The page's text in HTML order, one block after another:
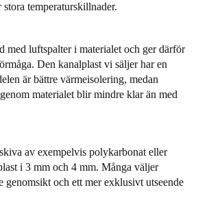
temperaturskillnader.
med luftspalter i materialet och ger därför
Den kanalplast vi säljer har en
är bättre värmeisolering, medan
materialet blir mindre klar än med
av exempelvis polykarbonat eller
i 3 mm och 4 mm. Många väljer
genomsikt och ett mer exklusivt utseende